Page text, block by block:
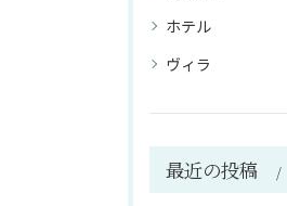
ホテル
ヴィラ
最近の投稿